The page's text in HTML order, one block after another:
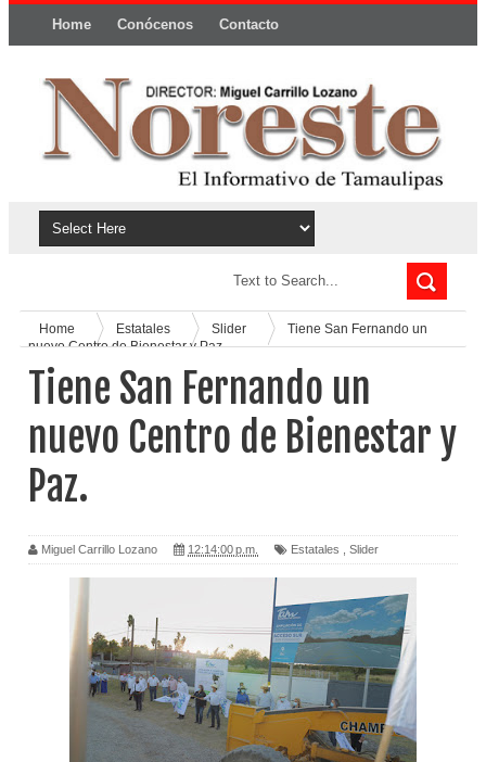
Home Conócenos Contacto
Home Estatales Slider
Tiene San Fernando un
nuevo Centro de Bienestar y Paz.
Tiene San Fernando un
nuevo Centro de Bienestar y
Paz.
Miguel Carrillo Lozano 12:14:00 p.m. Estatales Slider